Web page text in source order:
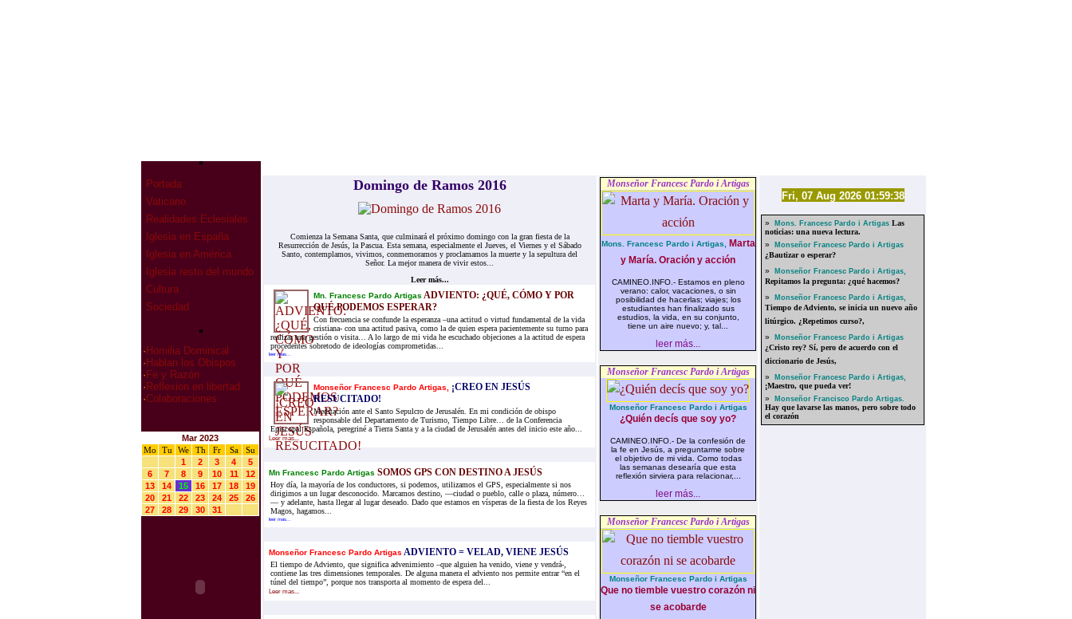
Portada
Vaticano
Realidades Eclesiales
Iglesia en España
Iglesia en América
Iglesia resto del mundo
Cultura
Sociedad
· Homilia Dominical
· Hablan los Obispos
· Fe y Razón
· Reflexion en libertad
·Colaboraciones
Mar 2023
Mo
Tu We Th Fr Sa
Su
1
2 3 4
5
6
7 8 9 10 11
12
13
14 15 16 17 18
19
20
21 22 23 24 25
26
27
28 29 30 31
Domingo de Ramos 2016
Comienza la Semana Santa, que culminará el próximo domingo con la gran fiesta de la
Resurrección de Jesús, la Pascua. Esta semana, especialmente el Jueves, el Viernes y el Sábado
Santo, contemplamos, vivimos, conmemoramos y proclamamos la muerte y la sepultura del
Señor. La mejor manera de vivir estos...
Leer más...
Mn. Francesc Pardo Artigas ADVIENTO: ¿QUÉ, CÓMO Y POR
QUÉ PODEMOS ESPERAR?
Con frecuencia se confunde la esperanza –una actitud o virtud fundamental de la vida
cristiana- con una actitud pasiva, como la de quien espera pacientemente su turno para
realizar una gestión o visita… A lo largo de mi vida he escuchado objeciones a la actitud de espera
procedentes sobretodo de ideologías comprometidas...
leer mas...
Monseñor Francesc Pardo Artigas, ¡CREO EN JESÚS
RESUCITADO!
Meditación ante el Santo Sepulcro de Jerusalén. En mi condición de obispo
responsable del Departamento de Turismo, Tiempo Libre… de la Conferencia
Episcopal Española, peregriné a Tierra Santa y a la ciudad de Jerusalén antes del inicio este año...
Leer mas...
Mn Francesc Pardo Artigas SOMOS GPS CON DESTINO A JESÚS
Hoy día, la mayoría de los conductores, si podemos, utilizamos el GPS, especialmente si nos
dirigimos a un lugar desconocido. Marcamos destino, —ciudad o pueblo, calle o plaza, número…
— y adelante, hasta llegar al lugar deseado. Dado que estamos en vísperas de la fiesta de los Reyes
Magos, hagamos...
leer mas...
Monseñor Francesc Pardo Artigas ADVIENTO = VELAD, VIENE JESÚS
El tiempo de Adviento, que significa advenimiento –que alguien ha venido, viene y vendrá-,
contiene las tres dimensiones temporales. De alguna manera el adviento nos permite entrar “en el
túnel del tiempo”, porque nos transporta al momento de espera del...
Leer mas...
Monseñor Francesc Pardo i Artigas
Mons. Francesc Pardo i Artigas,
Marta
y María. Oración y acción
CAMINEO.INFO.- Estamos en pleno
verano: calor, vacaciones, o sin
posibilidad de hacerlas; viajes; los
estudiantes han finalizado sus
estudios, la vida, en su conjunto,
tiene un aire nuevo; y, tal...
leer más...
Monseñor Francesc Pardo i Artigas
Monseñor Francesc Pardo i Artigas
¿Quién decís que soy yo?
CAMINEO.INFO.- De la confesión de
la fe en Jesús, a preguntarme sobre
el objetivo de mi vida. Como todas
las semanas desearía que esta
reflexión sirviera para relacionar,...
leer más...
Monseñor Francesc Pardo i Artigas
Monseñor Francesc Pardo i Artigas
Que no tiemble vuestro corazón ni
se acobarde
Fri, 07 Aug 2026 01:59:38
» Mons. Francesc Pardo i Artigas Las
noticias: una nueva lectura.
»
Monseñor Francesc Pardo i Artigas
¿Bautizar o esperar?
»
Monseñor Francesc Pardo i Artigas,
Repitamos la pregunta: ¿qué hacemos?
»
Monseñor Francesc Pardo i Artigas,
Tiempo de Adviento, se inicia un nuevo año
litúrgico. ¿Repetimos curso?,
»
Monseñor Francesc Pardo i Artigas
¿Cristo rey? Sí, pero de acuerdo con el
diccionario de Jesús,
»
Monseñor Francesc Pardo i Artigas,
¡Maestro, que pueda ver!
»
Monseñor Francisco Pardo Artigas.
Hay que lavarse las manos, pero sobre todo
el corazón